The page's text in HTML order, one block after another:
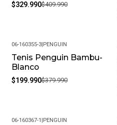
$329.990$409.990
-47%
06-160355-3| PENGUIN
Tenis Penguin Bambu-
Blanco
$199.990$379.990
06-160367-1 PENGUIN